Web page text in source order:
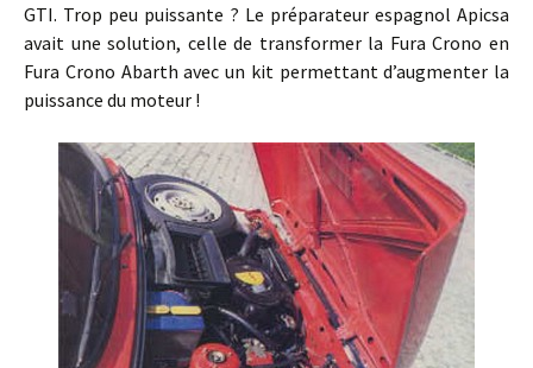
GTI. Trop peu puissante ? Le préparateur espagnol Apicsa
avait une solution, celle de transformer la Fura Crono en
Fura Crono Abarth avec un kit permettant d’augmenter la
puissance du moteur !